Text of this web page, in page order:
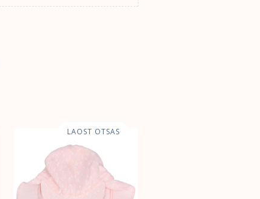
LAOST OTSAS